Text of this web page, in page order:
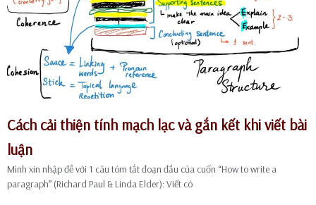
Cách cải thiện tính mạch lạc và gắn kết khi viết bài
luận
Mình xin nhập đề với 1 câu tóm tắt đoạn đầu của cuốn “How to write a
paragraph” (Richard Paul & Linda Elder): Viết có